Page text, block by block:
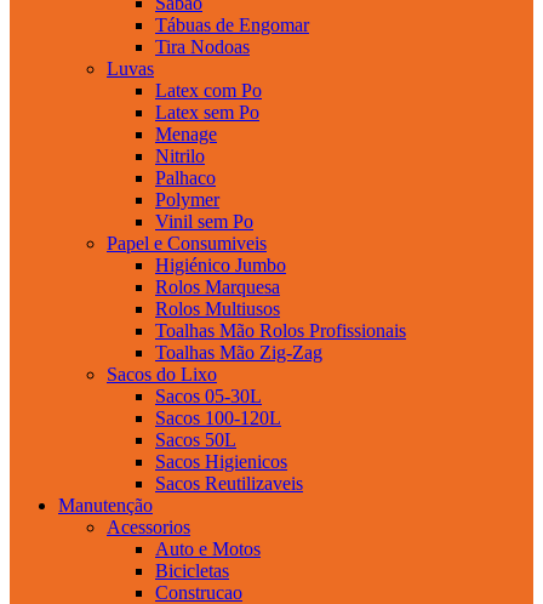
Tábuas de Engomar
Tira Nodoas
Luvas
Latex com Po
Latex sem Po
Menage
Nitrilo
Palhaco
Polymer
Vinil sem Po
Papel e Consumiveis
Higiénico Jumbo
Rolos Marquesa
Rolos Multiusos
Toalhas Mão Rolos Profissionais
Toalhas Mão Zig-Zag
Sacos do Lixo
Sacos 05-30L
Sacos 100-120L
Sacos 50L
Sacos Higienicos
Sacos Reutilizaveis
Manutenção
Acessorios
Auto e Motos
Bicicletas
Construcao